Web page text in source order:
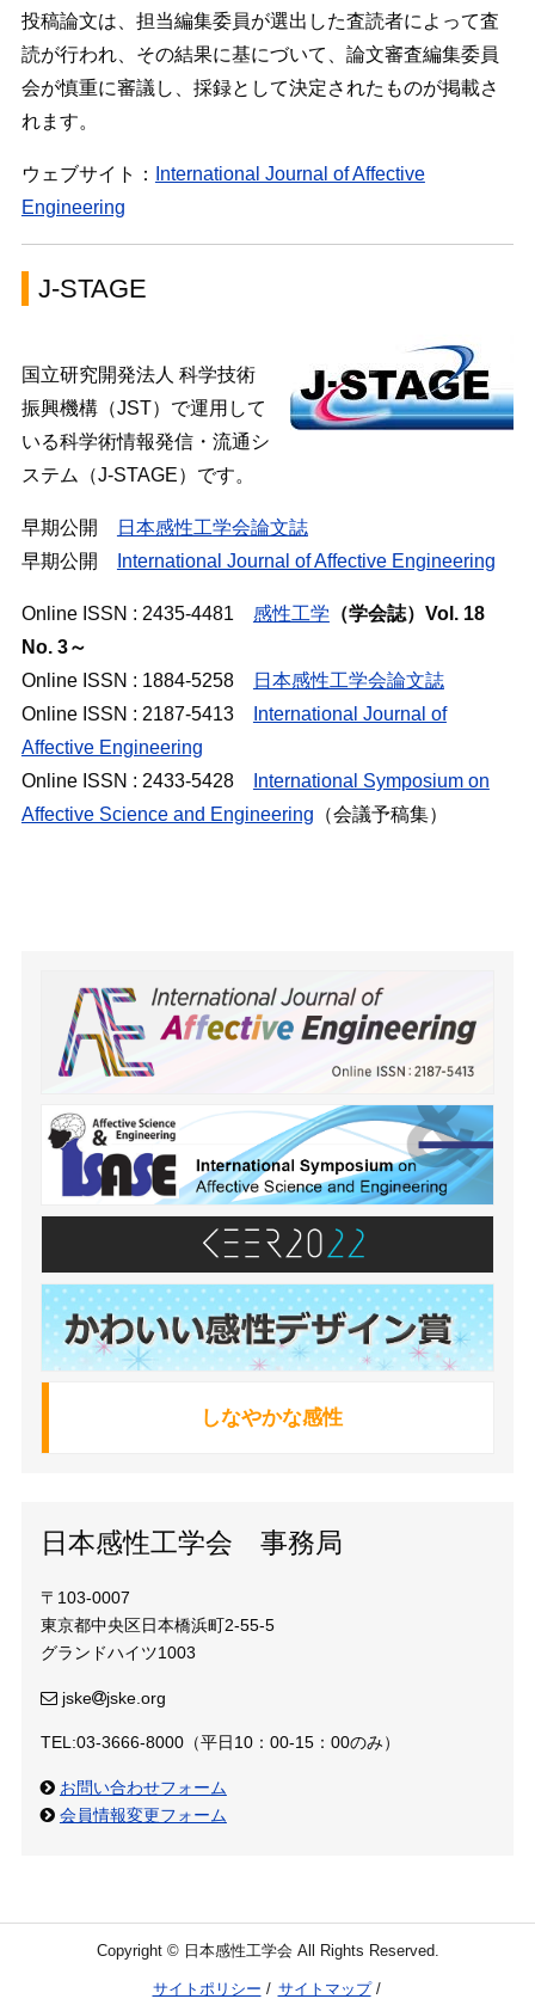
投稿論文は、担当編集委員が選出した査読者によって査
読が行われ、その結果に基にづいて、論文審査編集委員
会が慎重に審議し、採録として決定されたものが掲載さ
れます。
ウェブサイト：
International Journal of Affective
Engineering
J-STAGE
国立研究開発法人 科学技術
振興機構（JST）で運用して
いる科学術情報発信・流通シ
ステム（J-STAGE）です。
早期公開
日本感性工学会論文誌
早期公開
International Journal of Affective Engineering
Online ISSN : 2435-4481 感性工学 （学会誌）Vol. 18
No. 3～
Online ISSN : 1884-5258
日本感性工学会論文誌
Online ISSN : 2187-5413
International Journal of
Affective Engineering
Online ISSN : 2433-5428
International Symposium on
Affective Science and Engineering （会議予稿集）
しなやかな感性
日本感性工学会 事務局
〒103-0007
東京都中央区日本橋浜町2-55-5
グランドハイツ1003
jske jske.org
TEL:03-3666-8000（平日10：00-15：00のみ）
お問い合わせフォーム
会員情報変更フォーム
Copyright © 日本感性工学会 All Rights Reserved.
サイトポリシー サイトマップ